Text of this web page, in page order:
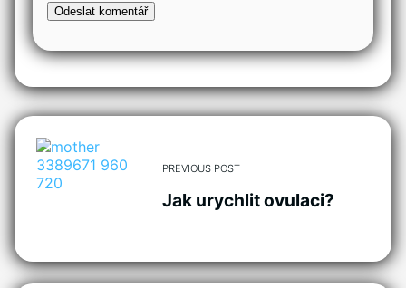
PREVIOUS POST
Jak urychlit ovulaci?